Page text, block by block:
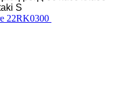
S
22RK0300